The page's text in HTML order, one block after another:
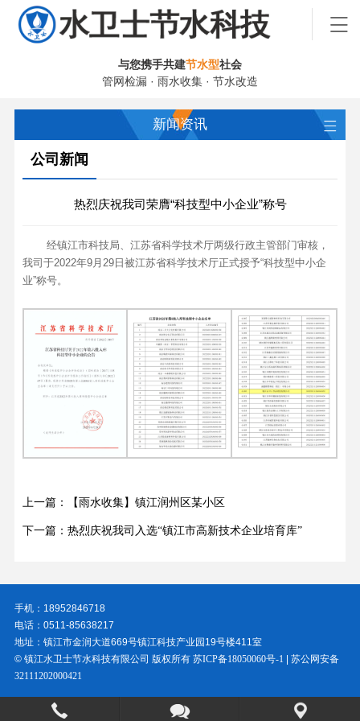
与您携手共建节水型社会
管网检漏 · 雨水收集 · 节水改造
新闻资讯
公司新闻
热烈庆祝我司荣膺“科技型中小企业”称号
经镇江市科技局、江苏省科学技术厅两级行政主管部门审核，
我司于2022年9月29日被江苏省科学技术厅正式授予“科技型中小企
业”称号。
上一篇：【雨水收集】镇江润州区某小区
下一篇：热烈庆祝我司入选“镇江市高新技术企业培育库”
手机：18952846718
电话：0511-85638217
地址：镇江市金润大道669号镇江科技产业园19号楼411室
© 镇江水卫士节水科技有限公司 版权所有 苏ICP备18050060号-1
苏公网安备
32111202000421